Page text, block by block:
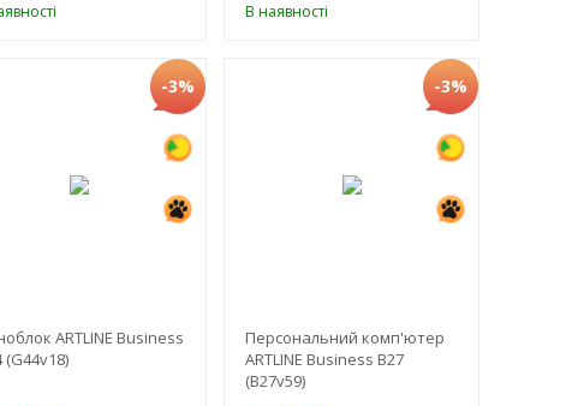
В наявності
-3%
ARTLINE Business
(G44v18)
-3%
Персональний комп'ютер
ARTLINE Business B27
(B27v59)